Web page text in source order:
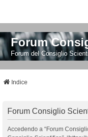
Forum
Forum del Consiglio
Indice
Forum Consiglio
Accedendo a “Forum